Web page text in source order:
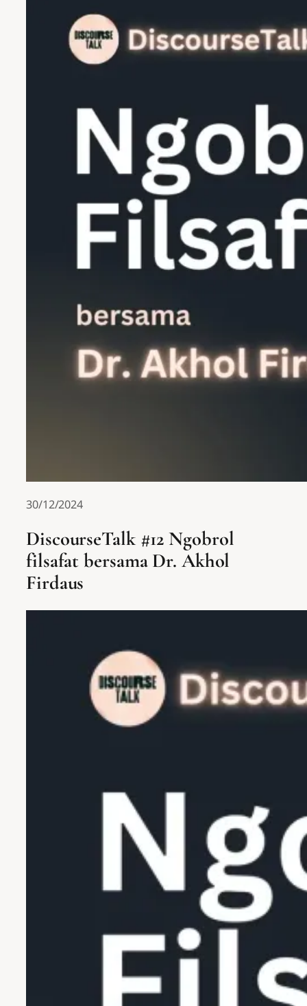
30/12/2024
DiscourseTalk #12 Ngobrol
filsafat bersama Dr. Akhol
Firdaus